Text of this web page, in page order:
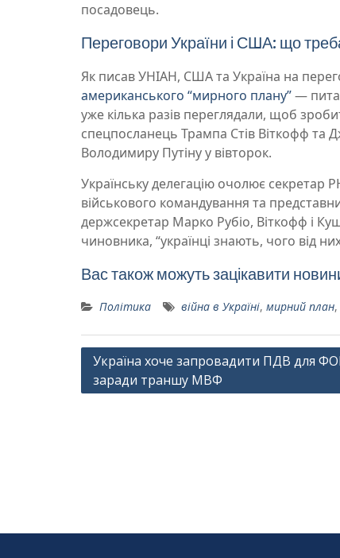
посадовець.
Переговори України і США: що
Як писав УНІАН, США та Україна на
американського “мирного плану”—
уже кілька разів переглядали, щоб
спецпосланець Трампа Стів Віткофф
Володимиру Путіну у вівторок.
Українську делегацію очолює
військового командування та
держсекретар Марко Рубіо, Віткофф і
чиновника, “українці знають, чого від
Вас також можуть зацікавити
Політика війна в Україні, мирний план,
Навігація
записів
Україна хоче запровадити ПДВ для
заради траншу МВФ